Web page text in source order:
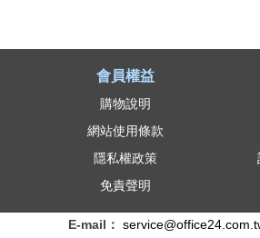
會員權益
購物說明
網站使用條款
隱私權政策
免責聲明
E-mail：